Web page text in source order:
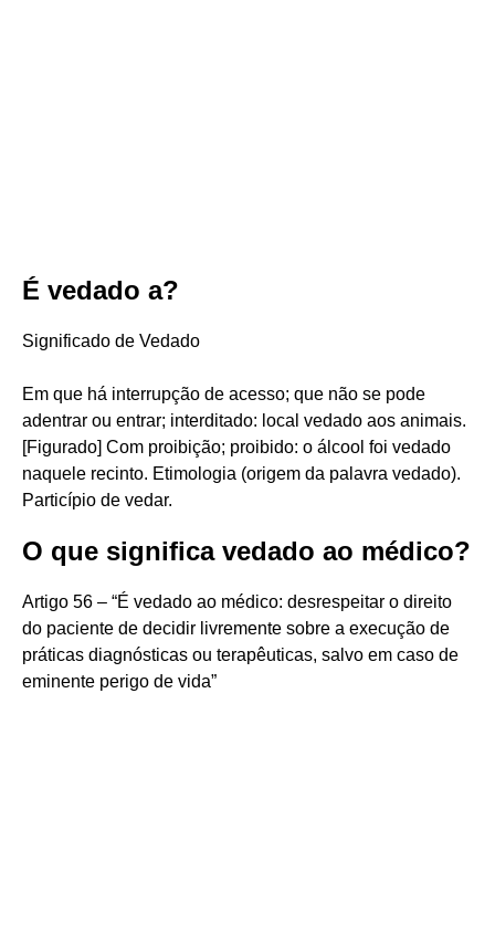
É vedado a?
Significado de Vedado
Em que há interrupção de acesso; que não se pode
adentrar ou entrar; interditado: local vedado aos animais.
[Figurado] Com proibição; proibido: o álcool foi vedado
naquele recinto. Etimologia (origem da palavra vedado).
Particípio de vedar.
O que significa vedado ao médico?
Artigo 56 – “É vedado ao médico: desrespeitar o direito
do paciente de decidir livremente sobre a execução de
práticas diagnósticas ou terapêuticas, salvo em caso de
eminente perigo de vida”